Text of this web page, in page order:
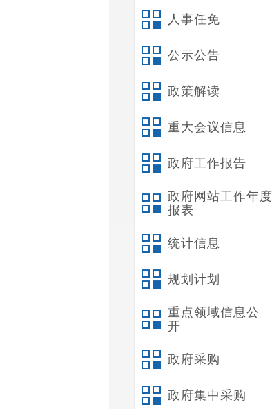
人事任免
公示公告
政策解读
重大会议信息
政府工作报告
政府网站工作年度
报表
统计信息
规划计划
重点领域信息公
开
政府采购
政府集中采购